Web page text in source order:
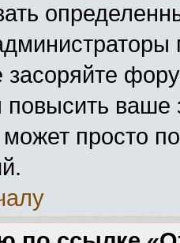
засоряйте
повысить ваше
просто